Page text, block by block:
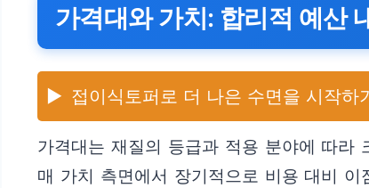
가격대와 가치: 합리적 예산
▶️ 접이식토퍼로 더 나은 수면을 시작하
가격대는 재질의 등급과 적용 분야에 따라
매 가치 측면에서 장기적으로 비용 대비